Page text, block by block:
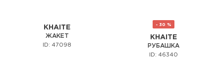
KHAITE
ЖАКЕТ
ID: 47098
- 30 %
KHAITE
РУБАШКА
ID: 46340